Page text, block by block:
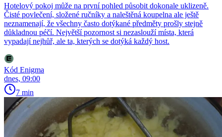
Hotelový pokoj může na první pohled působit dokonale uklizeně.
Čisté povlečení, složené ručníky a naleštěná koupelna ale ještě
neznamenají, že všechny často dotýkané předměty prošly stejně
důkladnou péčí. Největší pozornost si nezaslouží místa, která
vypadají nejhůř, ale ta, kterých se dotýká každý host.
Kód Enigma
dnes, 09:00
7 min